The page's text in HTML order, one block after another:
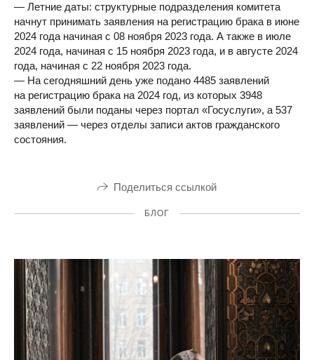
— Летние даты: структурные подразделения комитета
начнут принимать заявления на регистрацию брака в июне
2024 года начиная с 08 ноября 2023 года. А также в июле
2024 года, начиная с 15 ноября 2023 года, и в августе 2024
года, начиная с 22 ноября 2023 года.
— На сегодняшний день уже подано 4485 заявлений
на регистрацию брака на 2024 год, из которых 3948
заявлений были поданы через портал «Госуслуги», а 537
заявлений — через отделы записи актов гражданского
состояния.
Поделиться ссылкой
БЛОГ